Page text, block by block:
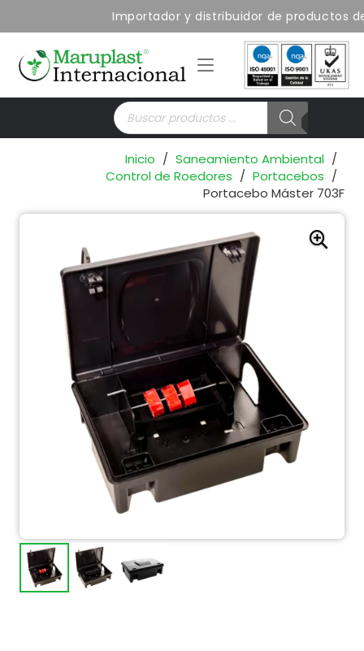
Importador y distribuidor de productos
Búsqueda
de
productos
Inicio / Saneamiento Ambiental /
Control de Roedores / Portacebos /
Portacebo Máster 703F